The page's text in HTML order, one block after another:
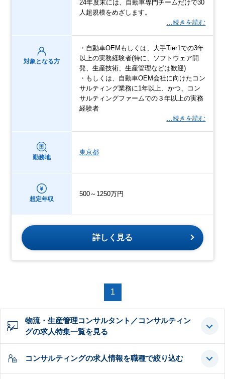
24年度末には、自動車専門チームだけで30
人超規模をめざします。
…続きを読む
対象となる方
・自動車OEMもしくは、大手Tier1での3年
以上の実務経験者(特に、ソフトウェア開
発、生産技術、生産管理などは歓迎)
・もしくは、自動車OEM会社に向けたコン
サルティング業務に1年以上、かつ、コン
サルティングファームでの３年以上の実務
経験者
…続きを読む
勤務地
東京都
想定年収
500～1250万円
詳しく見る
1
物流・生産管理コンサルタント／コンサルティン
グの求人特集一覧を見る
コンサルティングの求人情報を職種で絞り込む